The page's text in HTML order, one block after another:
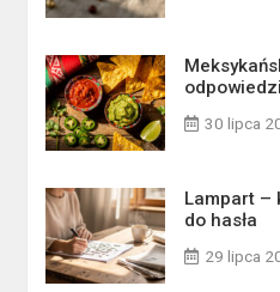
30 lipca
Lampart –
do hasła
29 lipca